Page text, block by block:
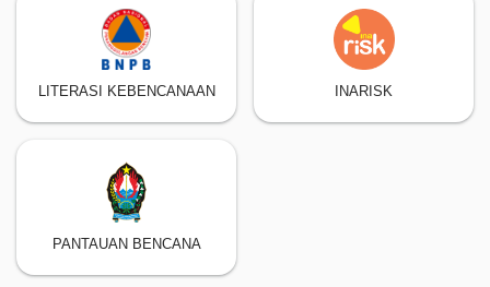
LITERASI KEBENCANAAN INARISK
PANTAUAN BENCANA